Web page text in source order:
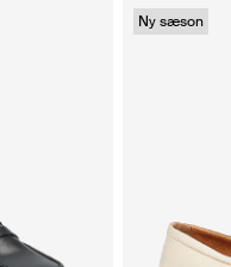
Ny sæson